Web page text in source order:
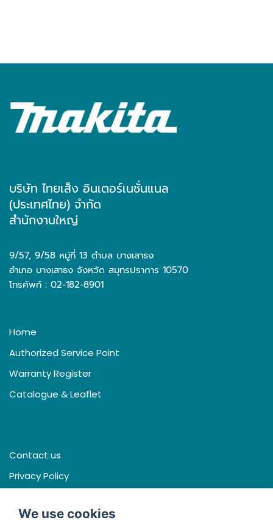
บริษัท ไทยเส็ง อินเตอร์เนชั่นแนล
(ประเทศไทย) จำกัด
สำนักงานใหญ่
9/57, 9/58 หมู่ที่ 13 ตำบล บางเสาธง
อำเภอ บางเสาธง จังหวัด สมุทรปราการ 10570
โทรศัพท์ : 02-182-8901
Home
Authorized Service Point
Warranty Register
Catalogue & Leaflet
Contact us
Privacy Policy
We use cookies